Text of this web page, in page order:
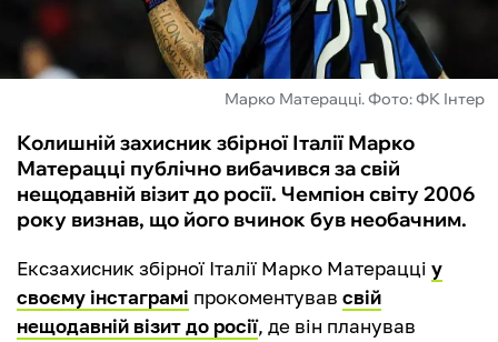
БУКМЕКЕРИ
Марко Матерацці. Фото: ФК Інтер
Колишній захисник збірної Італії Марко
Матерацці публічно вибачився за свій
нещодавній візит до росії. Чемпіон світу 2006
року визнав, що його вчинок був необачним.
Ексзахисник збірної Італії Марко Матерацці у
своєму інстаграмі прокоментував свій
нещодавній візит до росії, де він планував